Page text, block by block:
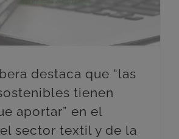
destaca que “las
tienen
aportar” en el
sector textil y de la